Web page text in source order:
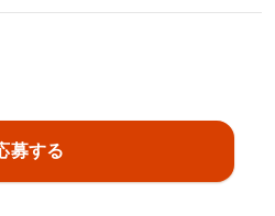
募する